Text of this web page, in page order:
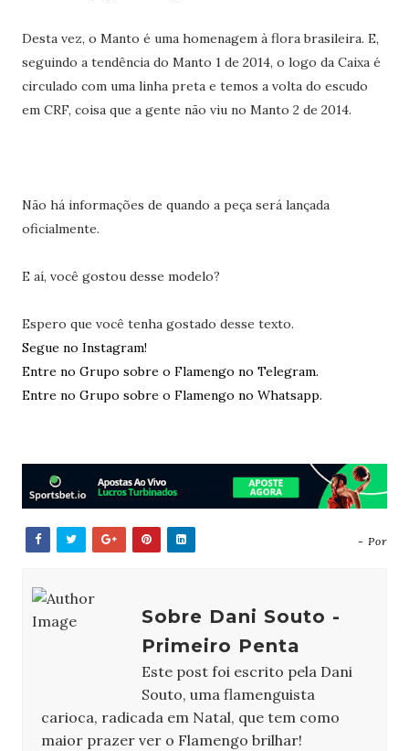
Desta vez, o Manto é uma homenagem à flora brasileira. E,
seguindo a tendência do Manto 1 de 2014, o logo da Caixa é
circulado com uma linha preta e temos a volta do escudo
em CRF, coisa que a gente não viu no Manto 2 de 2014.
Não há informações de quando a peça será lançada
oficialmente.
E aí, você gostou desse modelo?
Espero que você tenha gostado desse texto.
Segue no Instagram!
Entre no Grupo sobre o Flamengo no Telegram.
Entre no Grupo sobre o Flamengo no Whatsapp.
- Por
Sobre Dani Souto -
Primeiro Penta
Este post foi escrito pela Dani
Souto, uma flamenguista
carioca, radicada em Natal, que tem como
maior prazer ver o Flamengo brilhar!